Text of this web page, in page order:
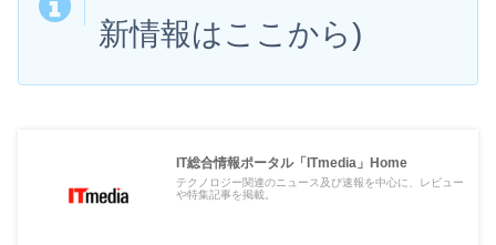
新情報はここから)
IT総合情報ポータル「ITmedia」Home
テクノロジー関連のニュース及び速報を中心に、レビュー
や特集記事を掲載。